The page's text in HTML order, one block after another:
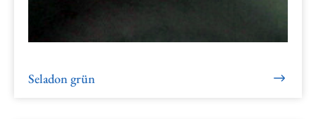
Seladon grün